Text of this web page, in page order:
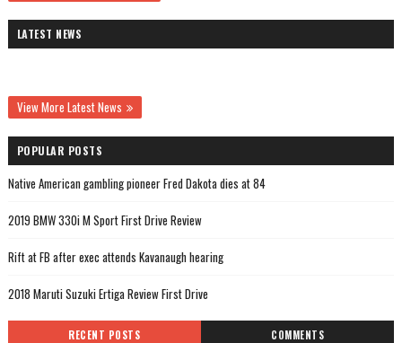
LATEST NEWS
View More Latest News
POPULAR POSTS
Native American gambling pioneer Fred Dakota dies at 84
2019 BMW 330i M Sport First Drive Review
Rift at FB after exec attends Kavanaugh hearing
2018 Maruti Suzuki Ertiga Review First Drive
RECENT POSTS COMMENTS